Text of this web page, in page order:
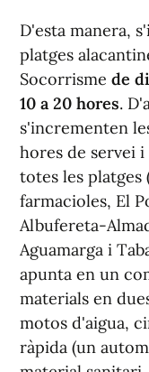
D'esta manera,
platges
Socorrisme de
10 a 20 hores.
s'incrementen
hores de servei
totes les platges
farmacioles, El
Albufereta-
Aguamarga i
apunta en un
materials en
motos d'aigua,
ràpida (un